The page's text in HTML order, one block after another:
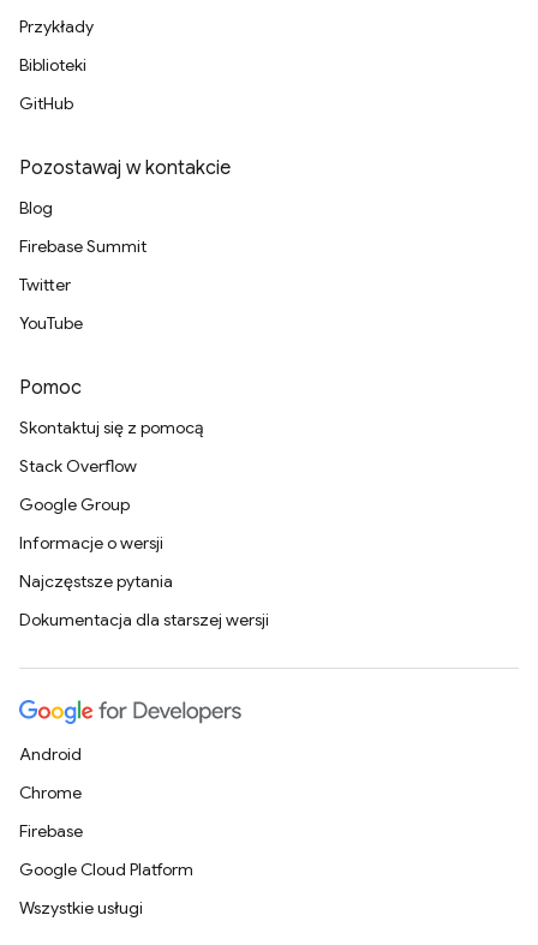
Przykłady
Biblioteki
GitHub
Pozostawaj w kontakcie
Blog
Firebase Summit
Twitter
YouTube
Pomoc
Skontaktuj się z pomocą
Stack Overflow
Google Group
Informacje o wersji
Najczęstsze pytania
Dokumentacja dla starszej wersji
Android
Chrome
Firebase
Google Cloud Platform
Wszystkie usługi